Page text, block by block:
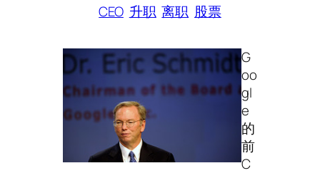
CEO 升职 离职 股票
G
oo
gl
e
的
前
C